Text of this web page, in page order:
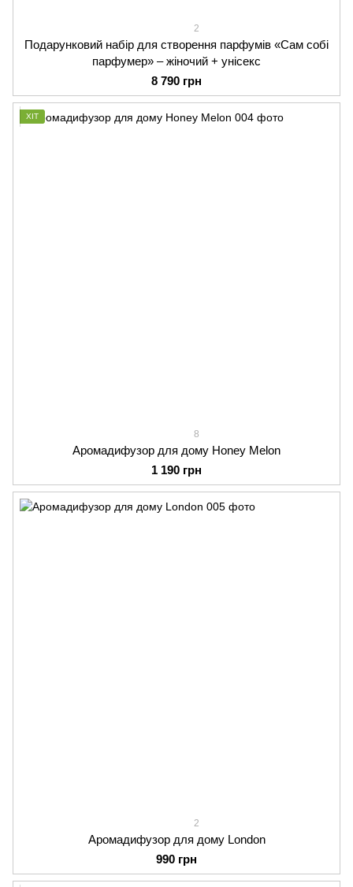
2
Подарунковий набір для створення парфумів «Сам собі
парфумер» – жіночий + унісекс
8 790 грн
ХІТ
8
Аромадифузор для дому Honey Melon
1 190 грн
2
Аромадифузор для дому London
990 грн